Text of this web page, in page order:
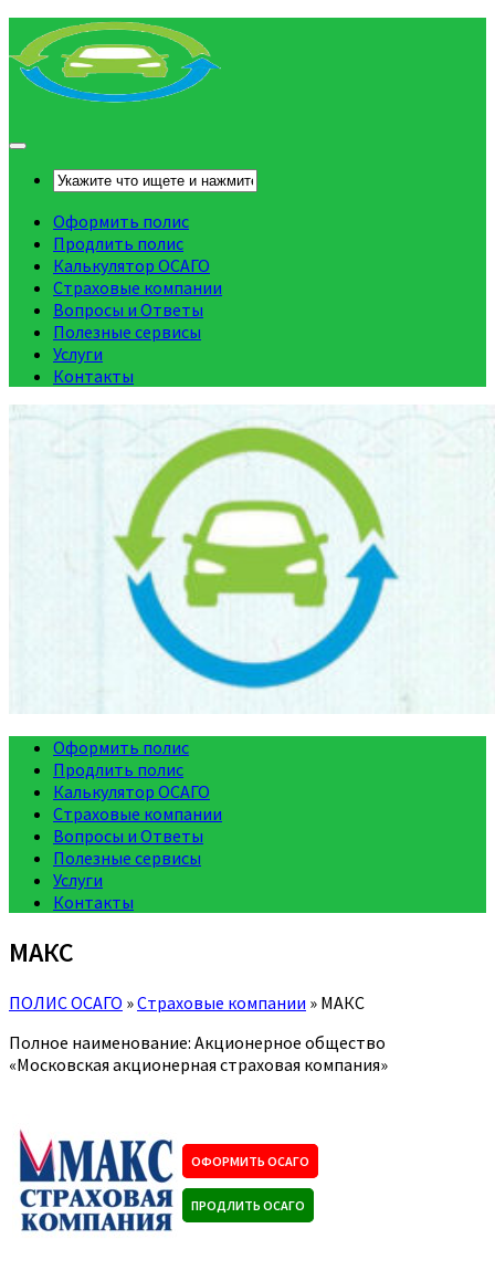
Оформить полис
Продлить полис
Калькулятор ОСАГО
Страховые компании
Вопросы и Ответы
Полезные сервисы
Услуги
Контакты
Оформить полис
Продлить полис
Калькулятор ОСАГО
Страховые компании
Вопросы и Ответы
Полезные сервисы
Услуги
Контакты
МАКС
ПОЛИС ОСАГО »Страховые компании » МАКС
Полное наименование: Акционерное общество
«Московская акционерная страховая компания»
ОФОРМИТЬ ОСАГО
ПРОДЛИТЬ ОСАГО